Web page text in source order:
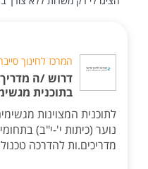
המרכז לחינוך
דרוש /ה
בתוכנית
לתוכנית המצוינות
נוער (כיתות י'-י"ב)
מדריכים.ות להדרכה